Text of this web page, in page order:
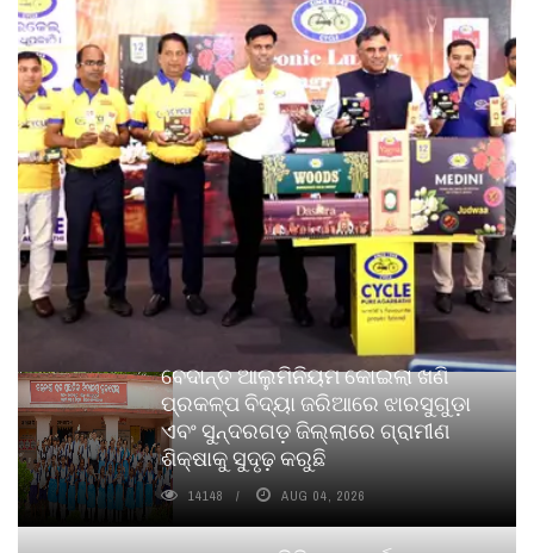
ବେଦାନ୍ତ ଆଲୁମିନିୟମ କୋଇଲା ଖଣି
ପ୍ରକଳ୍ପ ବିଦ୍ୟା ଜରିଆରେ ଝାରସୁଗୁଡ଼ା
ଏବଂ ସୁନ୍ଦରଗଡ଼ ଜିଲ୍ଲାରେ ଗ୍ରାମୀଣ
ଶିକ୍ଷାକୁ ସୁଦୃଢ଼ କରୁଛି
14148 AUG 04, 2026